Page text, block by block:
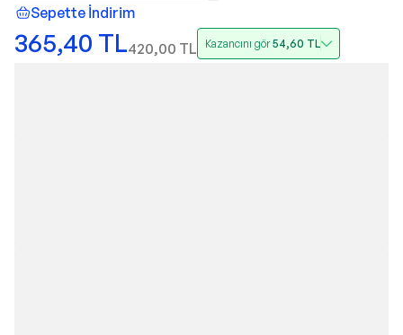
Sepette İndirim
365,40 TL420,00 TL Kazancını gör54,60 TL